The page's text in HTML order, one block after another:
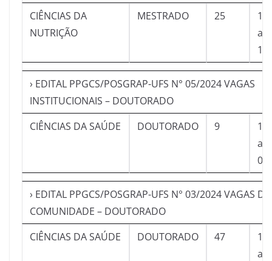
CIÊNCIAS DA
NUTRIÇÃO
MESTRADO 25
a
› EDITAL PPGCS/POSGRAP-UFS N° 05/2024 VAGAS
INSTITUCIONAIS – DOUTORADO
CIÊNCIAS DA SAÚDE
DOUTORADO 9
a
› EDITAL PPGCS/POSGRAP-UFS N° 03/2024 VAGAS DA
COMUNIDADE – DOUTORADO
CIÊNCIAS DA SAÚDE
DOUTORADO 47
a